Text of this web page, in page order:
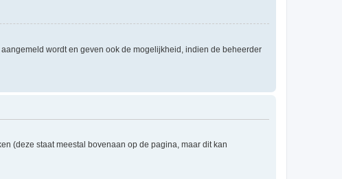
wordt en geven ook de mogelijkheid, indien de beheerder
(deze staat meestal bovenaan op de pagina, maar dit kan